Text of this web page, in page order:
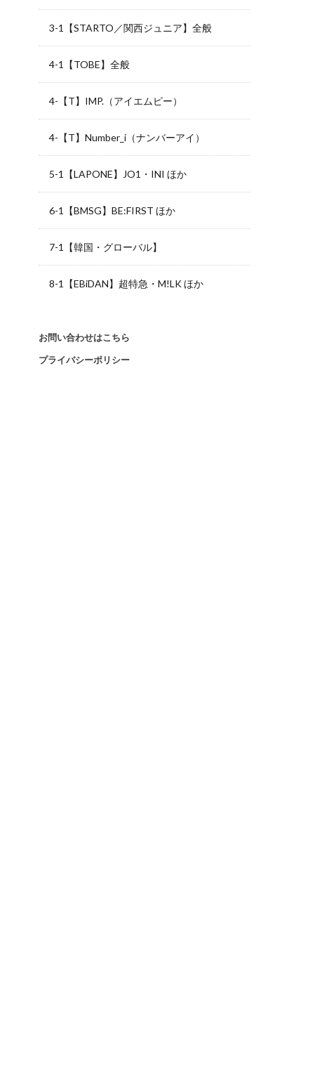
3-1【STARTO／関西ジュニア】全般
4-1【TOBE】全般
4-【T】IMP.（アイエムピー）
4-【T】Number_i（ナンバーアイ）
5-1【LAPONE】JO1・INI ほか
6-1【BMSG】BE:FIRST ほか
7-1【韓国・グローバル】
8-1【EBiDAN】超特急・M!LK ほか
お問い合わせはこちら
プライバシーポリシー